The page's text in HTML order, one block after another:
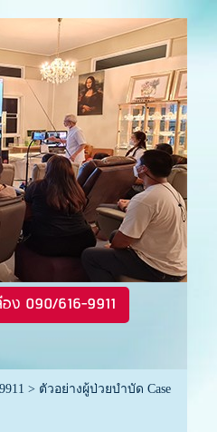
090/616-9911
> ตัวอย่างผู้ป่วยบำบัด Case